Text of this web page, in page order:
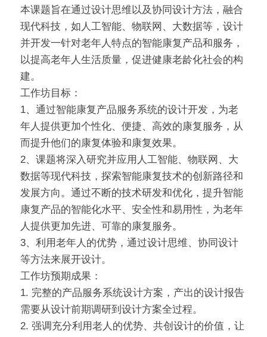
本课题旨在通过设计思维以及协同设计方法，融合
现代科技，如人工智能、物联网、大数据等，设计
并开发一针对老年人特点的智能康复产品和服务，
以提高老年人生活质量，促进健康老龄化社会的构
建。
工作坊目标：
1、通过智能康复产品服务系统的设计开发，为老
年人提供更加个性化、便捷、高效的康复服务，从
而提升他们的康复体验和康复效果。
2、课题将深入研究并应用人工智能、物联网、大
数据等现代科技，探索智能康复技术的创新路径和
发展方向。通过不断的技术研发和优化，提升智能
康复产品的智能化水平、安全性和易用性，为老年
人提供更加先进、可靠的康复服务。
3、利用老年人的优势，通过设计思维、协同设计
等方法来展开设计。
工作坊预期成果：
1. 完整的产品服务系统设计方案，产出的设计报告
需要从设计前期调研到设计方案全过程。
2. 强调充分利用老人的优势、共创设计的价值，让